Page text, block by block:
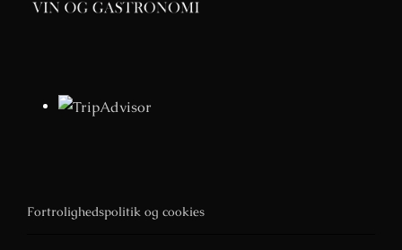
Fortrolighedspolitik og cookies